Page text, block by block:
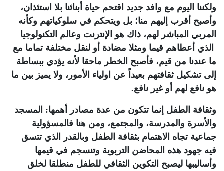
ولكننا اليوم مع وافد جديد اقتحم حياة أبنائنا بلا استئذان،
وأصبح أقرب إليهم منا؛ بل ويتحكم في سلوكياتهم وكأنه
المربي المباشر لهم، ذاك هو الإنترنت وعالم التكنولوجيا
الذي أعطاهم قيما ومثلا مضادة أو لنقل مختلفة تماما مع
ما عندنا من قيم، فأصبح الخطر ماحقا لأنه يؤدي ببساطة
إلى تشكيل ثقافتهم بعيداً عن اولياء الأمور، ولا يميز بين ما
هو نافع لهم أو غير نافع.
وثقافة الطفل إنما تتكون من عدة مصادر أهمها: المسجد
والأسرة والمدرسة، والمجتمع، ومن هنا فالمسؤولية
جماعية تجاه الاهتمام بثقافة الطفل وبالقدر الذي تتسق
فيه جهود هذه المحاضن التربوية وتنسجم في قيمها
وأساليبها ليصبح التكوين الثقافي للطفل منطلقا لخلق